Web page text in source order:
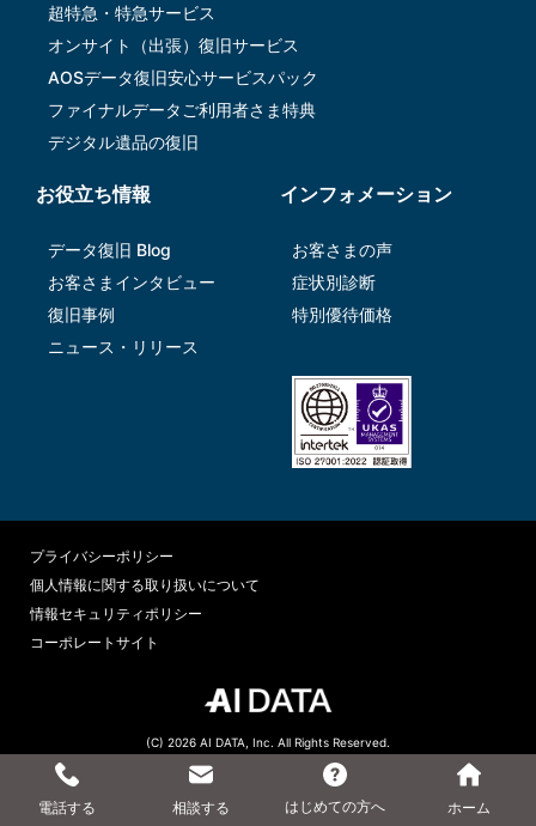
超特急・特急サービス
オンサイト（出張）復旧サービス
AOSデータ復旧安⼼サービスパック
ファイナルデータご利⽤者さま特典
デジタル遺品の復旧
お役立ち情報
データ復旧 Blog
お客さまインタビュー
復旧事例
ニュース・リリース
インフォメーション
お客さまの声
症状別診断
特別優待価格
プライバシーポリシー
個人情報に関する取り扱いについて
情報セキュリティポリシー
コーポレートサイト
(C) 2026 AI DATA, Inc. All Rights Reserved.
電話する 相談する はじめての方へ ホーム